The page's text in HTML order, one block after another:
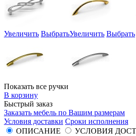
Увеличить ВыбратьУвеличить Выбрать
Показать все ручки
В корзину
Быстрый заказ
Заказать мебель по Вашим размерам
Условия доставки Сроки исполнения
ОПИСАНИЕ
УСЛОВИЯ